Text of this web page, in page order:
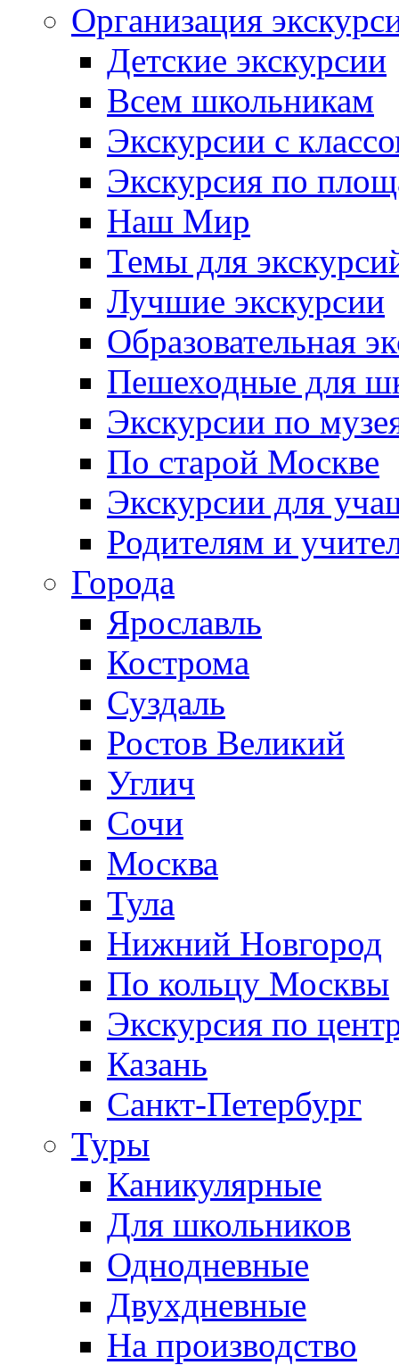
Организация
Детские экскурсии
Всем школьникам
Экскурсии c
Экскурсия по
Наш Мир
Темы для
Лучшие экскурсии
Образовательная
Пешеходные для
Экскурсии по
По старой Москве
Экскурсии для
Родителям и
Города
Ярославль
Кострома
Суздаль
Ростов Великий
Углич
Сочи
Москва
Тула
Нижний Новгород
По кольцу Москвы
Экскурсия по
Казань
Санкт-Петербург
Туры
Каникулярные
Для школьников
Однодневные
Двухдневные
На производство